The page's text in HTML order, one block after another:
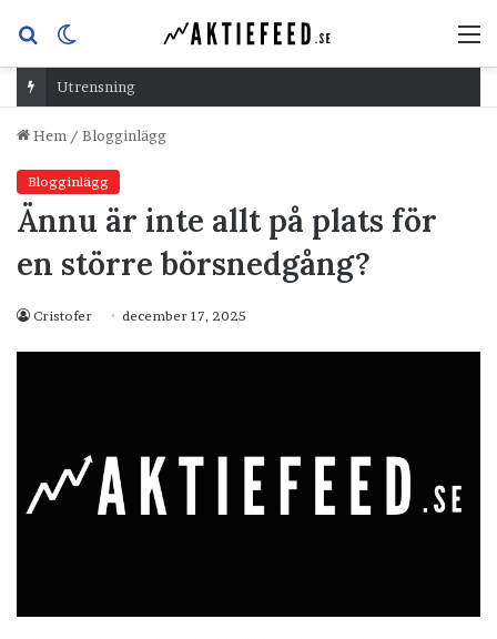
Sök
efterskin
Utrensning
Hem / Blogginlägg
Blogginlägg
Ännu är inte allt på plats för
en större börsnedgång?
Cristofer december 17, 2025